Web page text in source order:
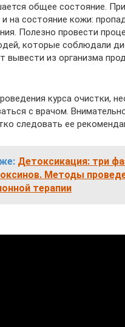
общее состояние.
и на состояние кожи:
Полезно провести
которые соблюдали
вывести из организма
курса очистки,
с врачом.
следовать ее
Детоксикация: три
Методы
терапии